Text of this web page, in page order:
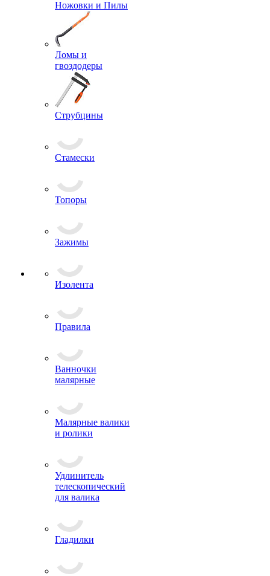
Ножовки и Пилы
Ломы и
гвоздодеры
Струбцины
Стамески
Топоры
Зажимы
Изолента
Правила
Ванночки
малярные
Малярные валики
и ролики
Удлинитель
телескопический